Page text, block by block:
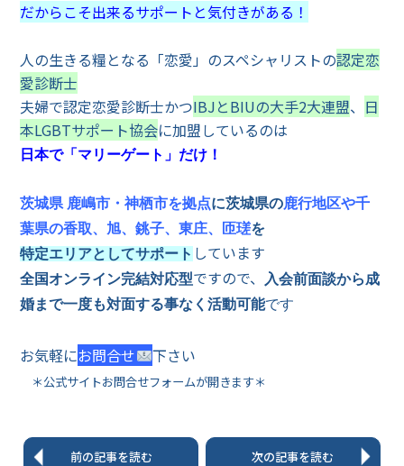
だからこそ出来るサポートと気付きがある！
人の生きる糧となる「恋愛」のスペシャリストの認定恋
愛診断士
夫婦で認定恋愛診断士かつIBJとBIUの大手2大連盟、 日
本LGBTサポート協会に加盟しているのは
日本で「マリーゲート」だけ！
茨城県 鹿嶋市・神栖市を拠点に茨城県の鹿行地区や千
葉県の香取、旭、銚子、東庄、匝瑳を
特定エリアとしてサポート しています
全国オンライン完結対応型ですので、
入会前面談から成
婚まで一度も対面する事なく活動可能です
お気軽にお問合せ 下さい
＊公式サイトお問合せフォームが開きます＊
前の記事を読む 次の記事を読む